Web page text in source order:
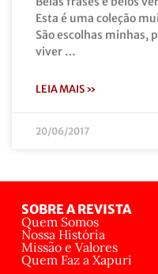
Esta é uma coleção
São escolhas minhas,
viver …
LEIA MAIS »
20/06/2017
SOBRE A REVISTA
Quem Somos
Nossa História
Missão e Valores
Quem Faz a Xapuri